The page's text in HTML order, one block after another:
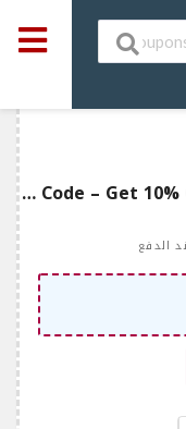
🎉 FarmGo Promo Code – Get 10% Cashback on Your Groceries
الدفع